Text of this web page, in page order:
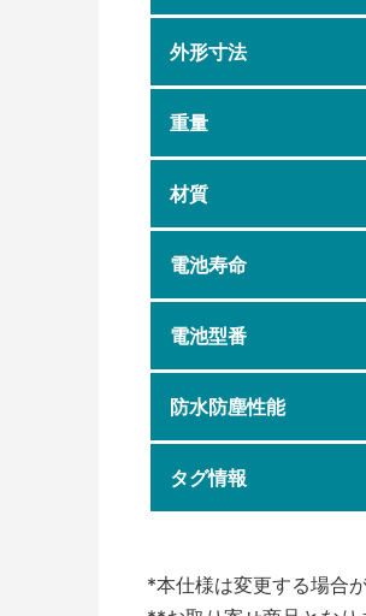
外形寸法
重量
材質
電池寿命
電池型番
防水防塵性能
タグ情報
*本仕様は変更する場合